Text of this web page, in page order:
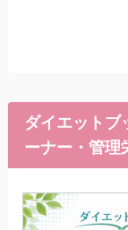
ダイエットブ
ーナー・管理